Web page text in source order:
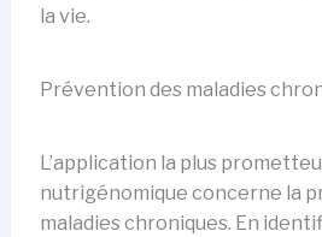
la vie.
Prévention des maladies
L’application la plus
nutrigénomique concerne la
maladies chroniques. En